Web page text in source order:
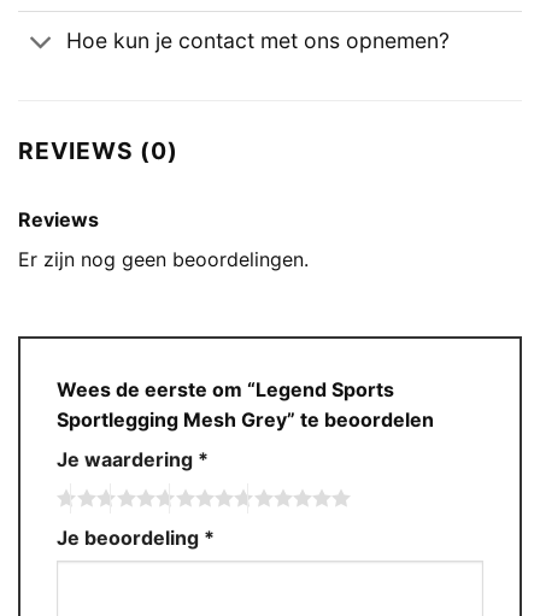
Hoe kun je contact met ons opnemen?
REVIEWS (0)
Reviews
Er zijn nog geen beoordelingen.
Wees de eerste om “Legend Sports
Sportlegging Mesh Grey” te beoordelen
Je waardering *
Je beoordeling *